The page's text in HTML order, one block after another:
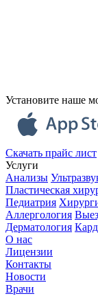
Установите наше
Скачать прайс лист
Услуги
Анализы
Пластическая
Педиатрия
Аллергология
Дерматология
О нас
Лицензии
Контакты
Новости
Врачи